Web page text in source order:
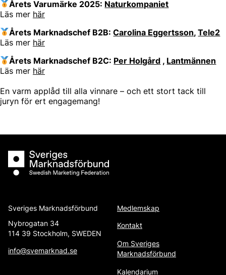
Årets Varumärke 2025: Naturkompaniet
Läs mer här
Årets Marknadschef B2B:Carolina Eggertsson,Tele2
Läs mer här
Årets Marknadschef B2C: Per Holgård , Lantmännen
Läs mer här
En varm applåd till alla vinnare – och ett stort tack till
juryn för ert engagemang!
Sveriges Marknadsförbund
Sveriges Marknadsförbund
Nybrogatan 34
114 39 Stockholm, SWEDEN
info@svemarknad.se
Medlemskap
Kontakt
Om Sveriges
Marknadsförbund
Kalendarium